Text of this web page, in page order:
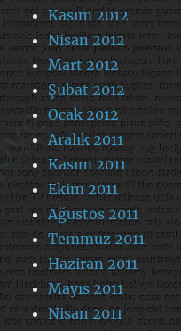
Kasım 2012
Nisan 2012
Mart 2012
Şubat 2012
Ocak 2012
Aralık 2011
Kasım 2011
Ekim 2011
Ağustos 2011
Temmuz 2011
Haziran 2011
Mayıs 2011
Nisan 2011